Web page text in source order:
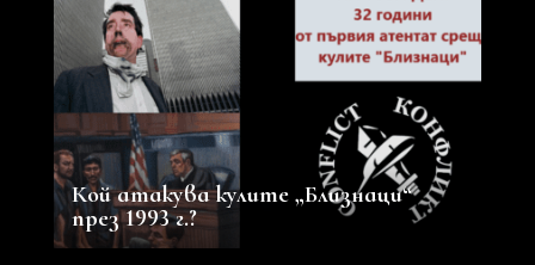
Кой атакува кулите „Близнаци“
през 1993 г.?